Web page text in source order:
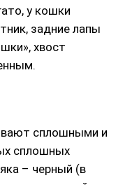
у кошки
задние лапы
хвост
сплошными и
сплошных
– черный (в